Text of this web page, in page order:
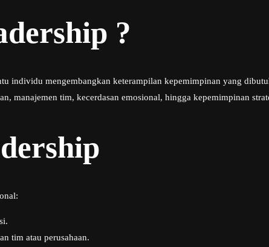
?
individu mengembangkan keterampilan kepemimpinan yang
manajemen tim, kecerdasan emosional, hingga kepemimpinan
tim atau perusahaan.